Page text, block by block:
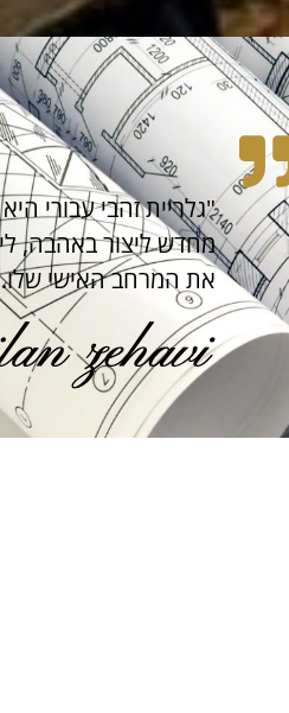
"גלריית זהבי עבורי
מחדש ליצור באהבה,
את המרחב האישי שלו.